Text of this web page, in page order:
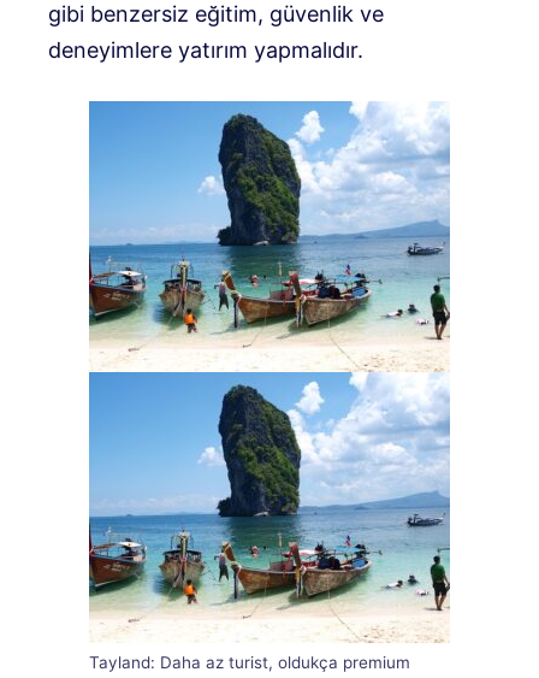
gibi benzersiz eğitim, güvenlik ve
deneyimlere yatırım yapmalıdır.
Tayland: Daha az turist, oldukça premium